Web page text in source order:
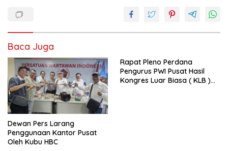
Baca Juga
Dewan Pers Larang
Penggunaan Kantor Pusat
Oleh Kubu HBC
Rapat Pleno Perdana
Pengurus PWI Pusat Hasil
Kongres Luar Biasa ( KLB )